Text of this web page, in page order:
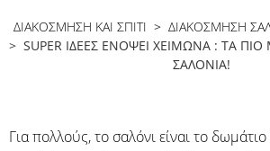
ΔΙΑΚΟΣΜΗΣΗ ΚΑΙ ΣΠΙΤΙ > ΔΙΑΚΌΣΜΗΣΗ
> SUPER ΙΔΈΕΣ ΕΝΌΨΕΙ ΧΕΙΜΏΝΑ : ΤΑ
ΣΑΛΌΝΙΑ!
Για πολλούς, το σαλόνι είναι το